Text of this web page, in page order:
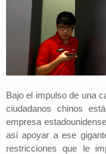
Bajo el impulso de una
ciudadanos chinos
empresa
así apoyar a ese
restricciones que le